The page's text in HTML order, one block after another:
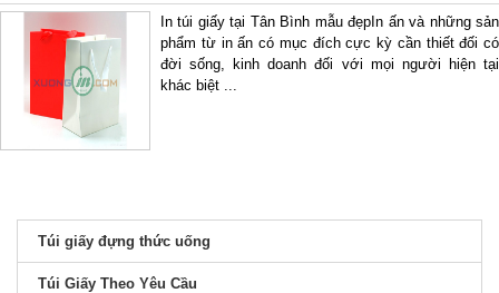
In túi giấy tại Tân Bình mẫu đẹpIn ấn và những sản
phẩm từ in ấn có mục đích cực kỳ cần thiết đối có
đời sống, kinh doanh đối với mọi người hiện tại
khác biệt ...
Túi giấy đựng thức uống
Túi Giấy Theo Yêu Cầu